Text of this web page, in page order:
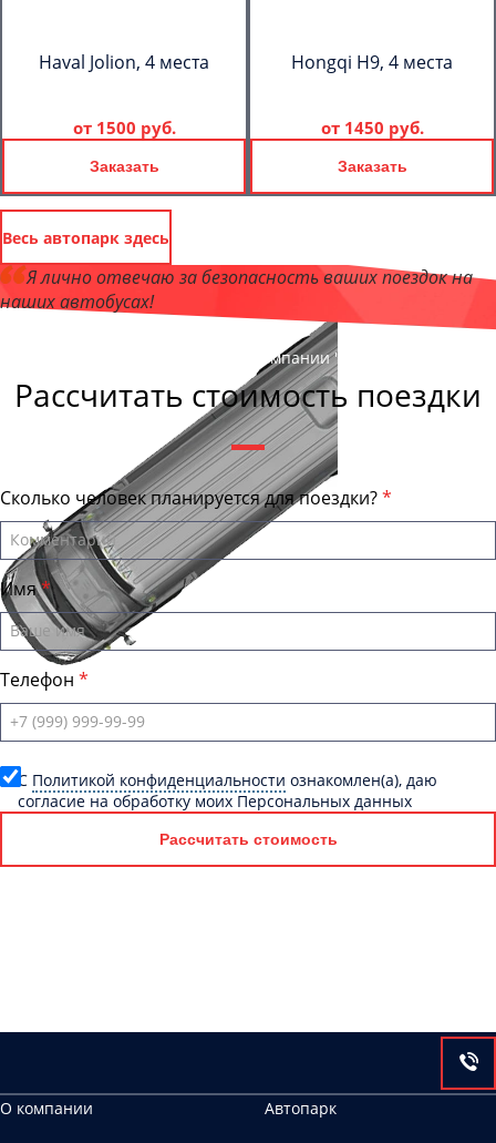
Haval Jolion, 4 места
от 1500 руб.
Заказать
Hongqi H9, 4 места
от 1450 руб.
Заказать
Весь автопарк здесь
Я лично отвечаю за безопасность ваших поездок на
наших автобусах!
, директор компании "КурганБас"
Рассчитать стоимость поездки
Сколько человек планируется для поездки?
Имя
Телефон
C Политикой конфиденциальности ознакомлен(а), даю
согласие на обработку моих Персональных данных
Рассчитать стоимость
О компании
Автопарк